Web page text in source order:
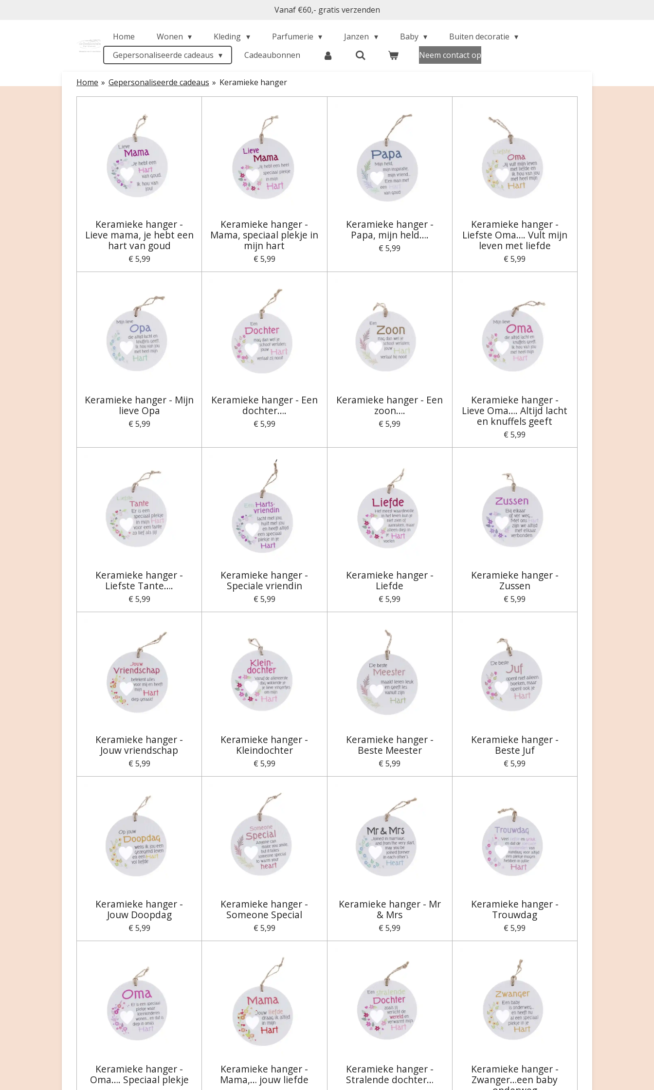
Vanaf €60,- gratis verzenden
Home Wonen Kleding Parfumerie Janzen Baby
Buiten decoratie
Gepersonaliseerde cadeaus
Cadeaubonnen Neem contact op
Home » Gepersonaliseerde cadeaus » Keramieke hanger
Keramieke hanger -
Lieve mama, je hebt een
hart van goud
€ 5,99
Keramieke hanger -
Mama, speciaal plekje in
mijn hart
€ 5,99
Keramieke hanger -
Papa, mijn held….
€ 5,99
Keramieke hanger -
Liefste Oma…. Vult mijn
leven met liefde
€ 5,99
Keramieke hanger - Mijn
lieve Opa
€ 5,99
Keramieke hanger - Een
dochter….
€ 5,99
Keramieke hanger - Een
zoon….
€ 5,99
Keramieke hanger -
Lieve Oma…. Altijd lacht
en knuffels geeft
€ 5,99
Keramieke hanger -
Liefste Tante….
€ 5,99
Keramieke hanger -
Speciale vriendin
€ 5,99
Keramieke hanger -
Liefde
€ 5,99
Keramieke hanger -
Zussen
€ 5,99
Keramieke hanger -
Jouw vriendschap
€ 5,99
Keramieke hanger -
Kleindochter
€ 5,99
Keramieke hanger -
Beste Meester
€ 5,99
Keramieke hanger -
Beste Juf
€ 5,99
Keramieke hanger -
Jouw Doopdag
€ 5,99
Keramieke hanger -
Someone Special
€ 5,99
Keramieke hanger - Mr
& Mrs
€ 5,99
Keramieke hanger -
Trouwdag
€ 5,99
Keramieke hanger -
Oma…. Speciaal plekje
Keramieke hanger -
Mama,… jouw liefde
Keramieke hanger -
Stralende dochter…
Keramieke hanger -
Zwanger…een baby